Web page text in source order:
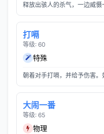
释放出骇人的杀气，一边威慑
打嗝
等级: 60
特殊
朝着对手打嗝，并给予伤害。
大闹一番
等级: 65
物理